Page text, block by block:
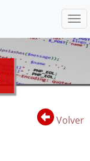
Volver